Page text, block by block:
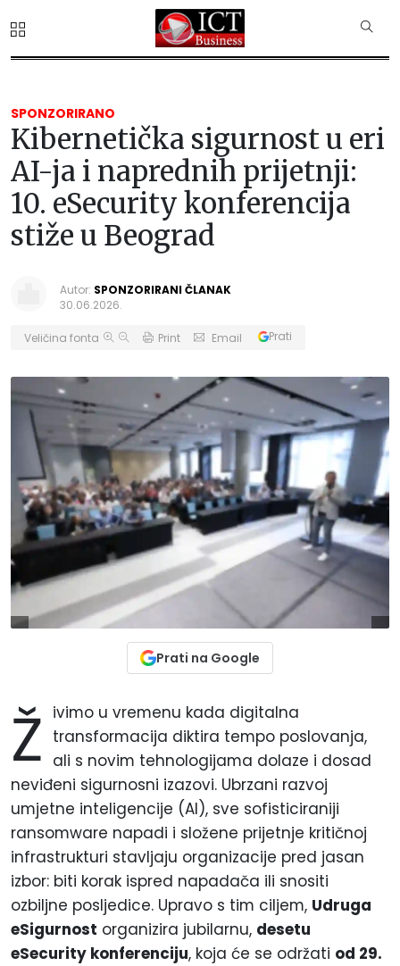
SPONZORIRANO
Kibernetička sigurnost u eri
AI-ja i naprednih prijetnji:
10. eSecurity konferencija
stiže u Beograd
Autor: SPONZORIRANI ČLANAK
30.06.2026.
Veličina fonta Print Email Prati
Prati na Google
Ž ivimo u vremenu kada digitalna
transformacija diktira tempo poslovanja,
ali s novim tehnologijama dolaze i dosad
neviđeni sigurnosni izazovi. Ubrzani razvoj
umjetne inteligencije (AI), sve sofisticiraniji
ransomware napadi i složene prijetnje kritičnoj
infrastrukturi stavljaju organizacije pred jasan
izbor: biti korak ispred napadača ili snositi
ozbiljne posljedice. Upravo s tim ciljem, Udruga
eSigurnost organizira jubilarnu, desetu
eSecurity konferenciju, koja će se održati od 29.